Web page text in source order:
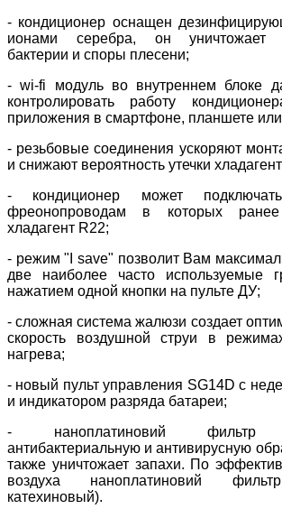
- кондиционер оснащен
ионами серебра, он уничтожает
бактерии и споры плесени;
- wi-fi модуль во внутреннем блоке
контролировать работу
приложения в смартфоне, планшете
- резьбовые соединения ускоряют
и снижают вероятность утечки
- кондиционер может
фреонопроводам в которых ранее
хладагент R22;
- режим "I save" позволит Вам
две наиболее часто используемые
нажатием одной кнопки на пульте ДУ;
- сложная система жалюзи создает
скорость воздушной струи в
нагрева;
- новый пульт управления SG14D с
и индикатором разряда батареи;
- наноплатиновий фильтр
антибактериальную и антивирусную
также уничтожает запахи. По
воздуха наноплатиновий
катехиновый).